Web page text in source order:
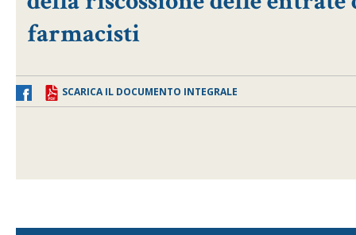
farmacisti
SCARICA IL DOCUMENTO INTEGRALE